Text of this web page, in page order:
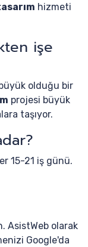
hizmeti
işe
olduğu bir
projesi büyük
taşıyor.
15-21 iş günü.
AsistWeb olarak
Google'da